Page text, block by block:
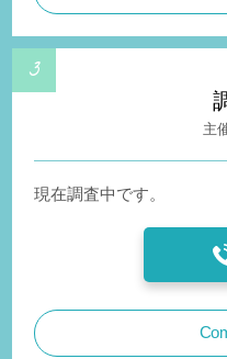
現在調査中です。